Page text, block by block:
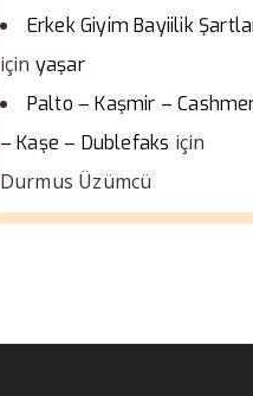
Erkek Giyim Bayiilik
için yaşar
Palto – Kaşmir –
– Kaşe – Dublefaks için
Durmus Üzümcü